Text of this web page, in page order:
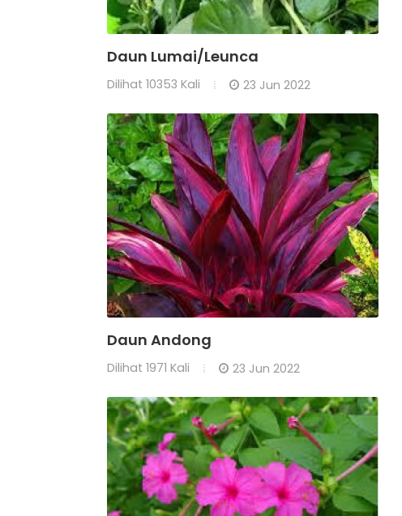
Daun Lumai/Leunca
Dilihat 10353 Kali 23 Jun 2022
Daun Andong
Dilihat 1971 Kali 23 Jun 2022